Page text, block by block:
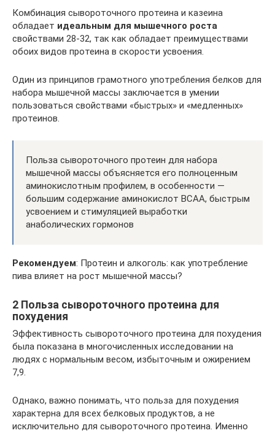
Комбинация сывороточного протеина и казеина
обладает идеальным для мышечного роста
свойствами 28-32, так как обладает преимуществами
обоих видов протеина в скорости усвоения.
Один из принципов грамотного употребления белков для
набора мышечной массы заключается в умении
пользоваться свойствами «быстрых» и «медленных»
протеинов.
Польза сывороточного протеин для набора
мышечной массы объясняется его полноценным
аминокислотным профилем, в особенности —
большим содержание аминокислот BCAA, быстрым
усвоением и стимуляцией выработки
анаболических гормонов
Рекомендуем: Протеин и алкоголь: как употребление
пива влияет на рост мышечной массы?
2 Польза сывороточного протеина для
похудения
Эффективность сывороточного протеина для похудения
была показана в многочисленных исследовании на
людях с нормальным весом, избыточным и ожирением
7,9.
Однако, важно понимать, что польза для похудения
характерна для всех белковых продуктов, а не
исключительно для сывороточного протеина. Именно